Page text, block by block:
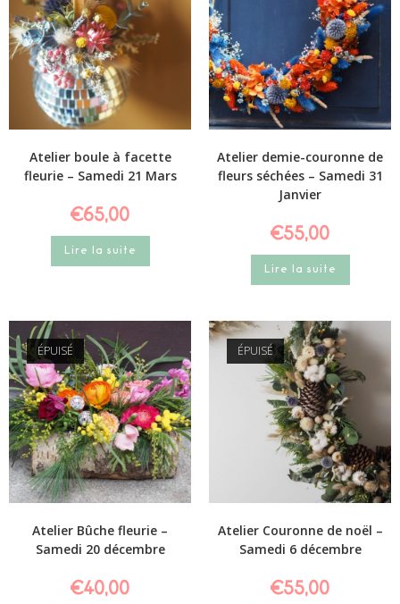
Atelier boule à facette
fleurie – Samedi 21 Mars
€65,00
Lire la suite
Atelier demie-couronne de
fleurs séchées – Samedi 31
Janvier
€55,00
Lire la suite
ÉPUISÉ
Atelier Bûche fleurie –
Samedi 20 décembre
€40,00
ÉPUISÉ
Atelier Couronne de noël –
Samedi 6 décembre
€55,00